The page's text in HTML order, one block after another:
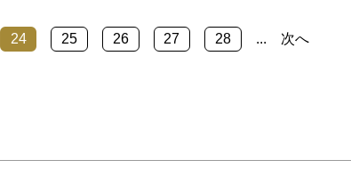
があり、毎年秋にはこの神与の水に
24 25 26 27 28 ... 次へ